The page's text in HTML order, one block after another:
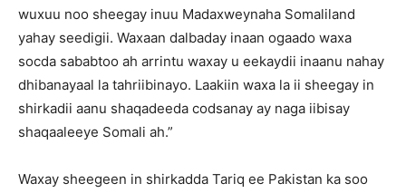
wuxuu noo sheegay inuu Madaxweynaha Somaliland
yahay seedigii. Waxaan dalbaday inaan ogaado waxa
socda sababtoo ah arrintu waxay u eekaydii inaanu nahay
dhibanayaal la tahriibinayo. Laakiin waxa la ii sheegay in
shirkadii aanu shaqadeeda codsanay ay naga iibisay
shaqaaleeye Somali ah.”
Waxay sheegeen in shirkadda Tariq ee Pakistan ka soo